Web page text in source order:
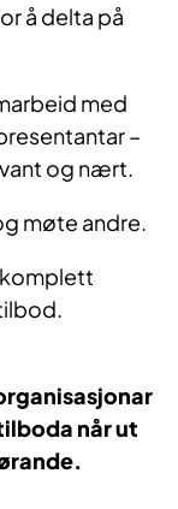
å delta på
med
–
og nært.
møte andre.
når ut